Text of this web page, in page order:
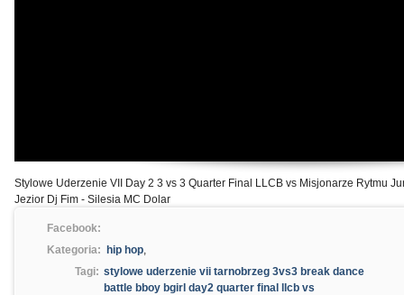
Stylowe Uderzenie VII Day 2 3 vs 3 Quarter Final LLCB vs Misjonarze Rytmu
Jezior Dj Fim - Silesia MC Dolar
Facebook:
Kategoria:
hip hop,
Tagi: stylowe uderzenie vii tarnobrzeg 3vs3 break dance
battle bboy bgirl day2 quarter final llcb vs